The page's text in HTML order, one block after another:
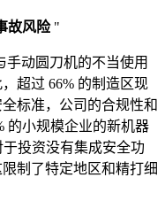
故风险 "
手动圆刀机的不当使用
超过 66% 的制造区现
标准，公司的合规性和
的小规模企业的新机器
投资没有集成安全功
制了特定地区和精打细